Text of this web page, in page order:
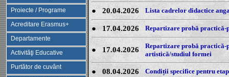
Proiecte / Programe
Acreditare Erasmus+
Departamente
Activităţi Educative
Purtător de cuvânt
● 20.04.2026 Lista cadrelor didactice
●17.04.2026 Repartizare probă practică-
● 17.04.2026
Repartizare probă practică-
artistică/studiul formei
● 08.04.2026 Condiții specifice pentru